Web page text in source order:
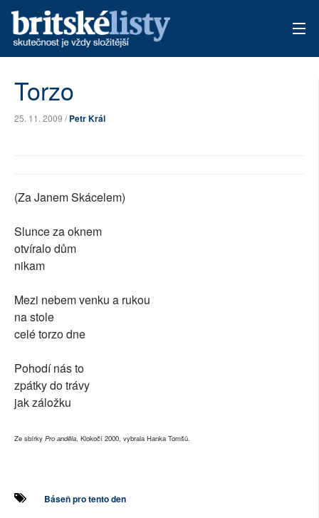
PŘÍSPĚVKY NA PROVOZ
Torzo
25. 11. 2009 /Petr Král
(Za Janem Skácelem)
Slunce za oknem
otvíralo dům
nikam
Mezi nebem venku a rukou
na stole
celé torzo dne
Pohodí nás to
zpátky do trávy
jak záložku
Ze sbírky Pro anděla, Klokočí 2000, vybrala Hanka Tomšů.
Báseň pro tento den